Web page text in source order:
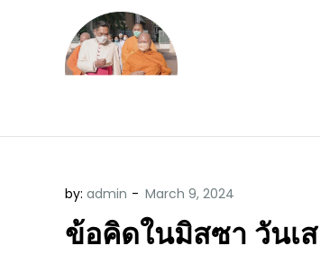
by: admin
ข้อคิดในมิสซา วันเ